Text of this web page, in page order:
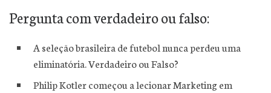
Pergunta com verdadeiro ou falso:
A seleção brasileira de futebol nunca perdeu uma
eliminatória. Verdadeiro ou Falso?
Philip Kotler começou a lecionar Marketing em